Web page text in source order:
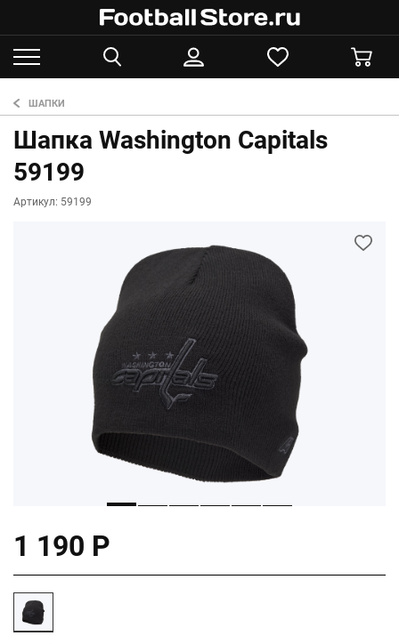
ШАПКИ
Шапка Washington Capitals
59199
Артикул: 59199
1 190 Р